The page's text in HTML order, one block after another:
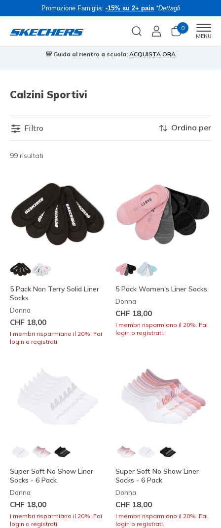
Promozione Famiglia: -15% su 2+ paia *Dettagli
0
MENU
🎒 Guida al rientro a scuola: ACQUISTA ORA
Calzini Sportivi
Filtro
99 risultati
Ordina per
5 Pack Non Terry Solid Liner
Socks
Donna
CHF 18,00
I membri risparmiano il 20%. Fai
login o registrati.
5 Pack Women's Liner Socks
Donna
CHF 18,00
I membri risparmiano il 20%. Fai
login o registrati.
Super Soft No Show Liner
Socks - 6 Pack
Donna
CHF 18,00
I membri risparmiano il 20%. Fai
login o registrati.
Super Soft No Show Liner
Socks - 6 Pack
Donna
CHF 18,00
I membri risparmiano il 20%. Fai
login o registrati.